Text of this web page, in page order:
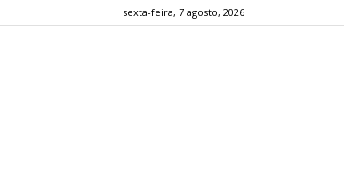
sexta-feira, 7 agosto, 2026